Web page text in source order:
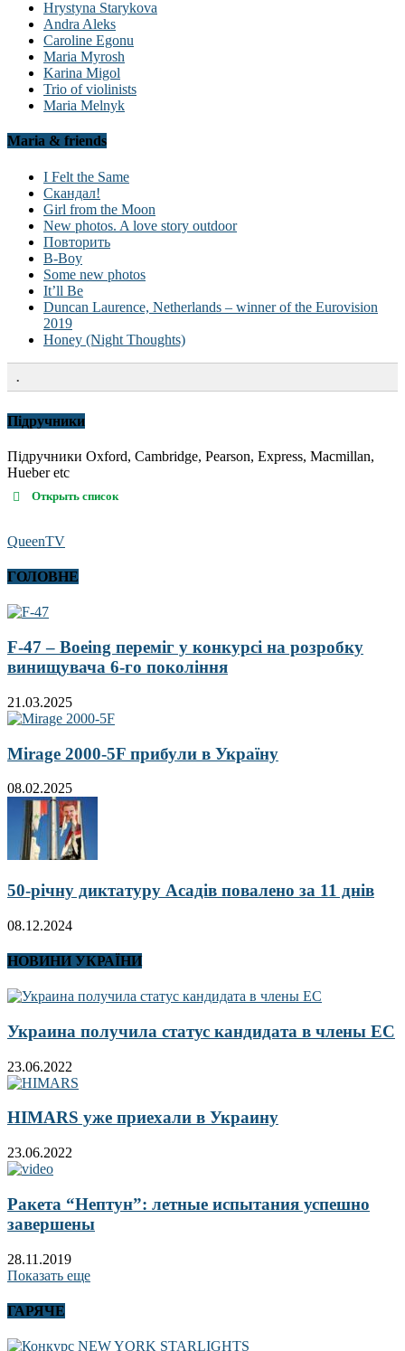
Hrystyna Starykova
Andra Aleks
Caroline Egonu
Maria Myrosh
Karina Migol
Trio of violinists
Maria Melnyk
Maria & friends
I Felt the Same
Скандал!
Girl from the Moon
New photos. A love story outdoor
Повторить
B-Boy
Some new photos
It’ll Be
Duncan Laurence, Netherlands – winner of the Eurovision
2019
Honey (Night Thoughts)
.
Підручники
Підручники Oxford, Cambridge, Pearson, Express, Macmillan,
Hueber etc
Открыть список
QueenTV
ГОЛОВНЕ
F-47 – Boeing переміг у конкурсі на розробку
винищувача 6-го покоління
21.03.2025
Mirage 2000-5F прибули в Україну
08.02.2025
50-річну диктатуру Асадів повалено за 11 днів
08.12.2024
НОВИНИ УКРАЇНИ
Украина получила статус кандидата в члены ЕС
23.06.2022
HIMARS уже приехали в Украину
23.06.2022
Ракета “Нептун”: летные испытания успешно
завершены
28.11.2019
Показать еще
ГАРЯЧЕ